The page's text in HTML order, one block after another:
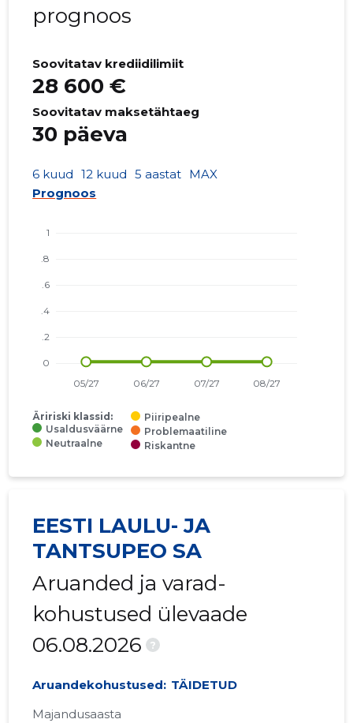
prognoos
Soovitatav krediidilimiit
28 600 €
Soovitatav maksetähtaeg
30 päeva
6 kuud 12 kuud 5 aastat MAX
Prognoos
Äririski klassid:
Usaldusväärne
Neutraalne
Piiripealne
Problemaatiline
Riskantne
EESTI LAULU- JA
TANTSUPEO SA
Aruanded ja varad-
kohustused ülevaade
06.08.2026
?
Aruandekohustused: TÄIDETUD
Majandusaasta